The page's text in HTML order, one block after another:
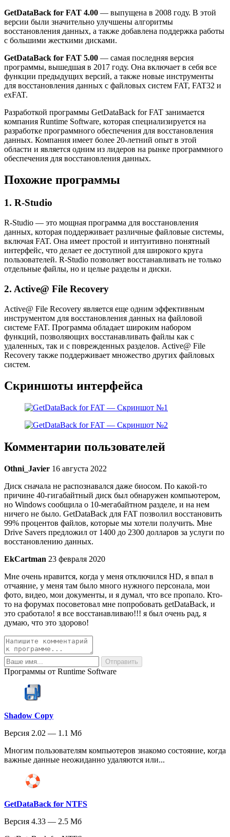
GetDataBack for FAT 4.00 — выпущена в 2008 году. В этой
версии были значительно улучшены алгоритмы
восстановления данных, а также добавлена поддержка работы
с большими жесткими дисками.
GetDataBack for FAT 5.00 — самая последняя версия
программы, вышедшая в 2017 году. Она включает в себя все
функции предыдущих версий, а также новые инструменты
для восстановления данных с файловых систем FAT, FAT32 и
exFAT.
Разработкой программы GetDataBack for FAT занимается
компания Runtime Software, которая специализируется на
разработке программного обеспечения для восстановления
данных. Компания имеет более 20-летний опыт в этой
области и является одним из лидеров на рынке программного
обеспечения для восстановления данных.
Похожие программы
1. R-Studio
R-Studio — это мощная программа для восстановления
данных, которая поддерживает различные файловые системы,
включая FAT. Она имеет простой и интуитивно понятный
интерфейс, что делает ее доступной для широкого круга
пользователей. R-Studio позволяет восстанавливать не только
отдельные файлы, но и целые разделы и диски.
2. Active@ File Recovery
Active@ File Recovery является еще одним эффективным
инструментом для восстановления данных на файловой
системе FAT. Программа обладает широким набором
функций, позволяющих восстанавливать файлы как с
удаленных, так и с поврежденных разделов. Active@ File
Recovery также поддерживает множество других файловых
систем.
Скриншоты интерфейса
Комментарии пользователей
Othni_Javier 16 августа 2022
Диск сначала не распознавался даже биосом. По какой-то
причине 40-гигабайтный диск был обнаружен компьютером,
но Windows сообщила о 10-мегабайтном разделе, и на нем
ничего не было. GetDataBack для FAT позволил восстановить
99% процентов файлов, которые мы хотели получить. Мне
Drive Savers предложил от 1400 до 2300 долларов за услуги по
восстановлению данных.
EkCartman 23 февраля 2020
Мне очень нравится, когда у меня отключился HD, я впал в
отчаяние, у меня там было много нужного персонала, мои
фото, видео, мои документы, и я думал, что все пропало. Кто-
то на форумах посоветовал мне попробовать getDataBack, и
это сработало! я все восстанавливаю!!! я был очень рад, я
думаю, что это здорово!
Программы от Runtime Software
Shadow Copy
Версия 2.02 — 1.1 Мб
Многим пользователям компьютеров знакомо состояние, когда
важные данные неожиданно удаляются или...
GetDataBack for NTFS
Версия 4.33 — 2.5 Мб